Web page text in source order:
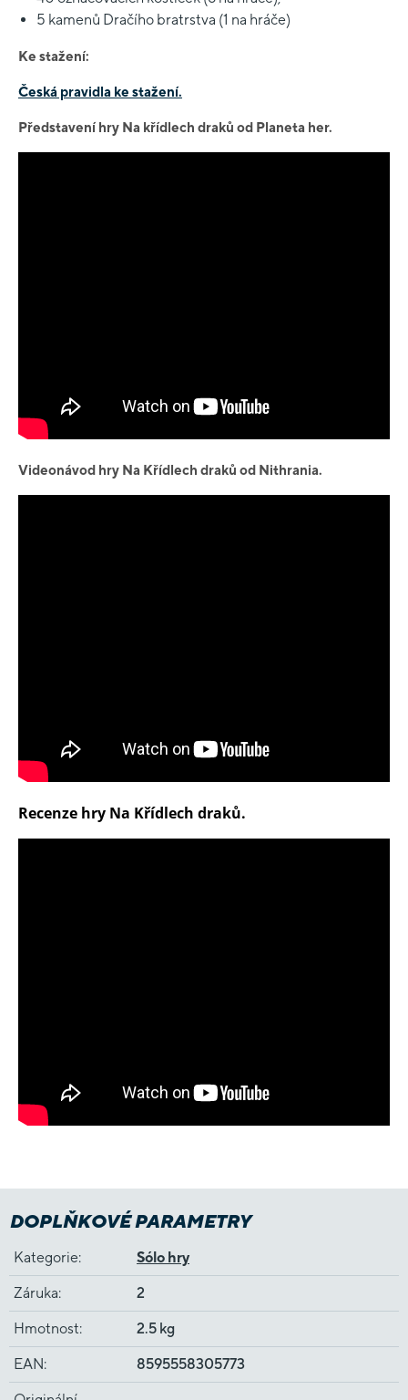
5 kamenů Dračího bratrstva (1 na hráče)
Ke stažení:
Česká pravidla ke stažení.
Představení hry Na křídlech draků od Planeta her.
Videonávod hry Na Křídlech draků od Nithrania.
Recenze hry Na Křídlech draků.
DOPLŇKOVÉ PARAMETRY
Kategorie: Sólo hry
Záruka: 2
Hmotnost: 2.5 kg
EAN: 8595558305773